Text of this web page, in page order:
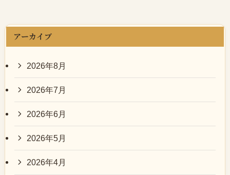
アーカイブ
2026年8月
2026年7月
2026年6月
2026年5月
2026年4月